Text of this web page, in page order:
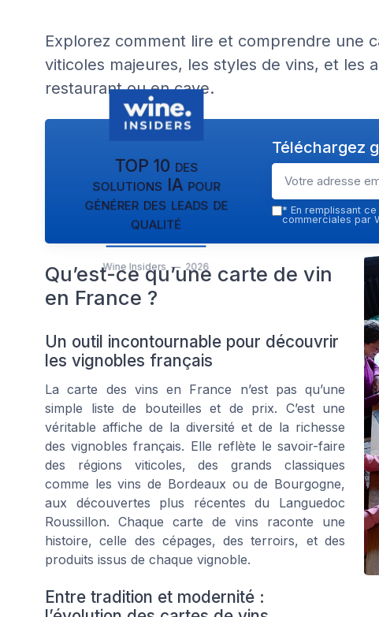
Explorez comment lire et comprendre une
viticoles majeures, les styles de vins, et les
restaurant ou en cave.
TOP 10 des
solutions IA pour
générer des leads de
qualité
Wine Insiders — 2026
Téléchargez
* En remplissant
commerciales par
Qu’est-ce qu’une carte de vin
en France ?
Un outil incontournable pour découvrir
les vignobles français
La carte des vins en France n’est pas qu’une
simple liste de bouteilles et de prix. C’est une
véritable affiche de la diversité et de la richesse
des vignobles français. Elle reflète le savoir-faire
des régions viticoles, des grands classiques
comme les vins de Bordeaux ou de Bourgogne,
aux découvertes plus récentes du Languedoc
Roussillon. Chaque carte de vins raconte une
histoire, celle des cépages, des terroirs, et des
produits issus de chaque vignoble.
Entre tradition et modernité :